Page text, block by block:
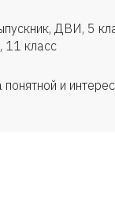
ДВИ, 5
11 класс
и